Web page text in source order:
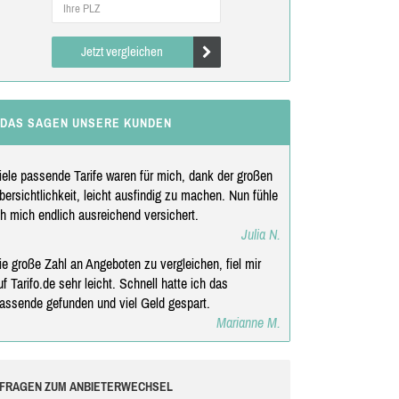
Jetzt vergleichen
DAS SAGEN UNSERE KUNDEN
passende Tarife waren für mich, dank der großen
leicht ausfindig zu machen. Nun fühle
mich endlich ausreichend versichert.
Julia N.
große Zahl an Angeboten zu vergleichen, fiel mir
Tarifo.de sehr leicht. Schnell hatte ich das
gefunden und viel Geld gespart.
Marianne M.
FRAGEN ZUM ANBIETERWECHSEL